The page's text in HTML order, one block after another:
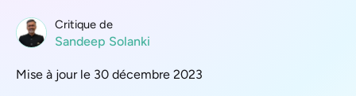
Critique de
Sandeep Solanki
Mise à jour le 30 décembre 2023